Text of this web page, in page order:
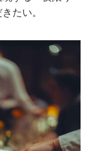
たい。